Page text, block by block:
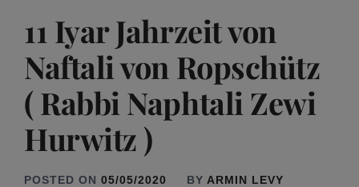
11 Iyar Jahrzeit von
Naftali von Ropschütz
( Rabbi Naphtali Zewi
Hurwitz )
POSTED ON 05/05/2020 BY ARMIN LEVY